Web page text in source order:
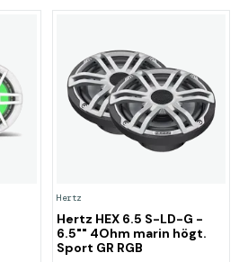
Hertz
Hertz HEX 6.5 S-LD-G -
6.5"" 4Ohm marin högt.
Sport GR RGB